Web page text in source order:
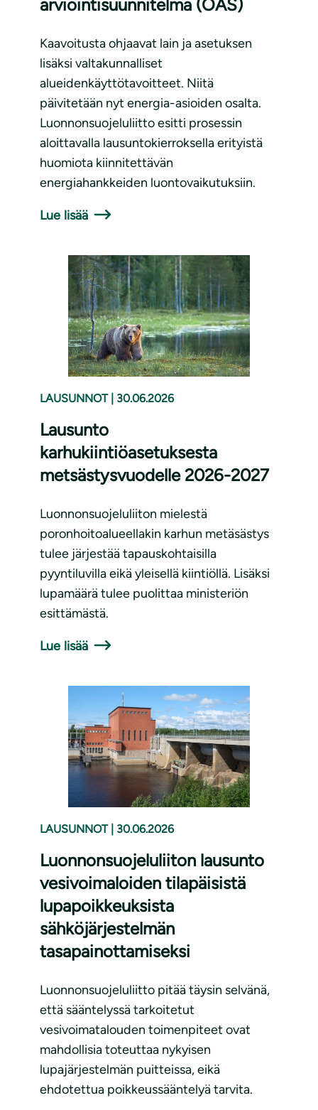
arviointisuunnitelma (OAS)
Kaavoitusta ohjaavat lain ja asetuksen
lisäksi valtakunnalliset
alueidenkäyttötavoitteet. Niitä
päivitetään nyt energia-asioiden osalta.
Luonnonsuojeluliitto esitti prosessin
aloittavalla lausuntokierroksella erityistä
huomiota kiinnitettävän
energiahankkeiden luontovaikutuksiin.
Lue lisää
LAUSUNNOT 30.06.2026
Lausunto
karhukiintiöasetuksesta
metsästysvuodelle 2026-2027
Luonnonsuojeluliiton mielestä
poronhoitoalueellakin karhun metäsästys
tulee järjestää tapauskohtaisilla
pyyntiluvilla eikä yleisellä kiintiöllä. Lisäksi
lupamäärä tulee puolittaa ministeriön
esittämästä.
Lue lisää
LAUSUNNOT 30.06.2026
Luonnonsuojeluliiton lausunto
vesivoimaloiden tilapäisistä
lupapoikkeuksista
sähköjärjestelmän
tasapainottamiseksi
Luonnonsuojeluliitto pitää täysin selvänä,
että sääntelyssä tarkoitetut
vesivoimatalouden toimenpiteet ovat
mahdollisia toteuttaa nykyisen
lupajärjestelmän puitteissa, eikä
ehdotettua poikkeussääntelyä tarvita.